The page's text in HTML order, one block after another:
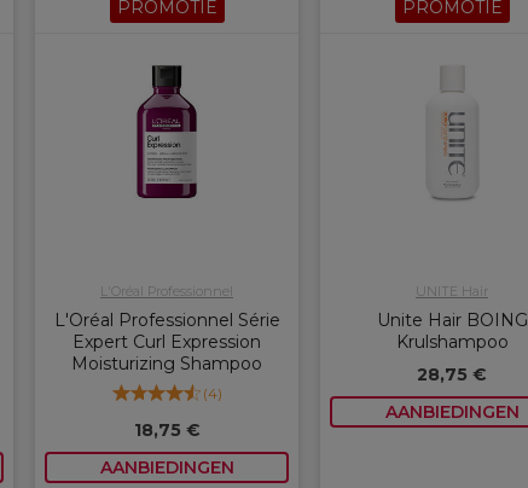
PROMOTIE
L'Oréal Professionnel
L'Oréal Professionnel Série
Expert Curl Expression
Moisturizing Shampoo
(4)
18,75 €
AANBIEDINGEN
PROMOTIE
UNITE Hair
Unite Hair BOING
Krulshampoo
28,75 €
AANBIEDINGEN